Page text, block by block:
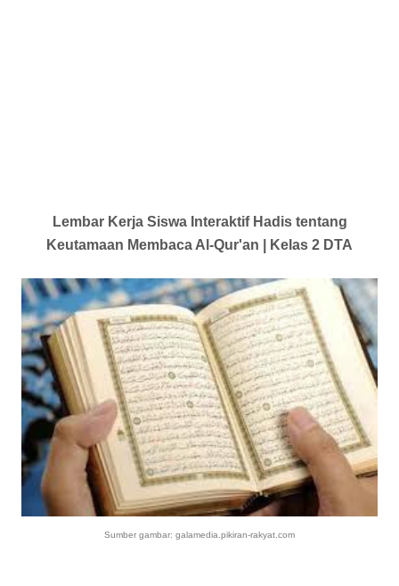
Lembar Kerja Siswa Interaktif Hadis tentang
Keutamaan Membaca Al-Qur'an | Kelas 2 DTA
Sumber gambar: galamedia.pikiran-rakyat.com